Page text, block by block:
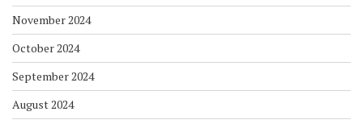
November 2024
October 2024
September 2024
August 2024